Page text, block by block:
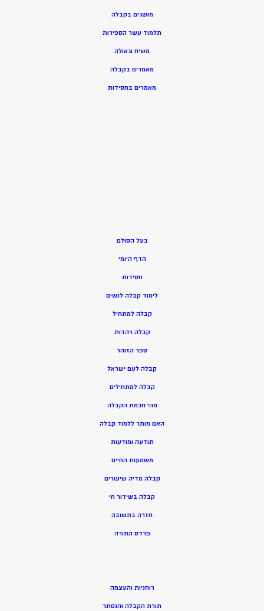
מושגים בקבלה
תלמוד עשר הספירות
משיח וגאולה
מאמרים בקבלה
מאמרים בחסידות
בעל הסולם
הדף היומי
חסידות
לימוד קבלה לנשים
קבלה למתחיל
קבלה ויהדות
ספר הזוהר
קבלה לעם ישראל
קבלה למתחילים
מהי חכמת הקבלה
האם מותר ללמוד קבלה
תודעה ומודעות
משמעות החיים
קבלה מדיה שיעורים
קבלה בשידור חי
חזרה בתשובה
פרדס התורה
רוחניות והעצמה
תורת הקבלה והנסתר